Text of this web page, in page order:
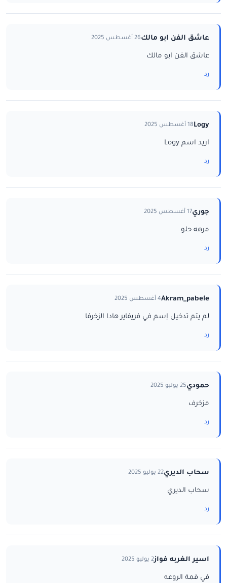
عاشق الفن ابو مالك26 أغسطس 2025
عاشق الفن ابو مالك
رد
Logy18 أغسطس 2025
اريد اسم Logy
رد
جوري17 أغسطس 2025
مرهه حلو
رد
Akram_pabele4 أغسطس 2025
لم يتم تدخيل إسم في فريفاير هادا الزخرفا
رد
حمودي25 يوليو 2025
مزخرف
رد
سحاب الديري22 يوليو 2025
سحاب الديري
رد
اسير الغربه فواز2 يوليو 2025
في قمة الروعه